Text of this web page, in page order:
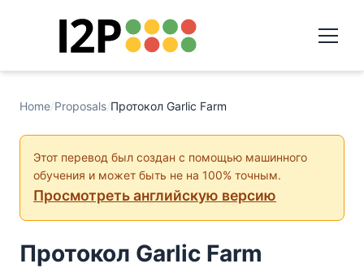
Home/Proposals/Протокол Garlic Farm
Этот перевод был создан с помощью машинного
обучения и может быть не на 100% точным.
Просмотреть английскую версию
Протокол Garlic Farm